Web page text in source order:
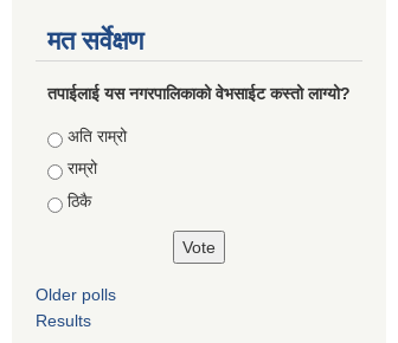
मत सर्वेक्षण
तपाईलाई यस नगरपालिकाको वेभसाईट कस्तो लाग्यो?
Choices
अति राम्रो
राम्रो
ठिकै
Older polls
Results